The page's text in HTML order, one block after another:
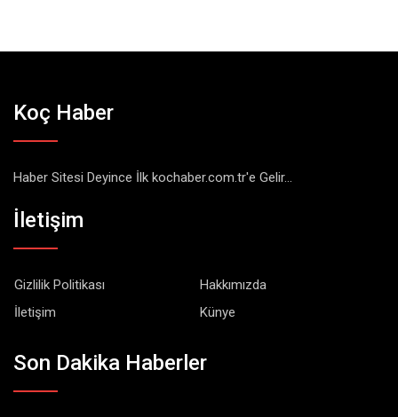
Koç Haber
Haber Sitesi Deyince İlk kochaber.com.tr'e Gelir...
İletişim
Gizlilik Politikası
Hakkımızda
İletişim
Künye
Son Dakika Haberler